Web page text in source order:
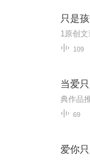
只是
1原创
109
当爱
69
爱你